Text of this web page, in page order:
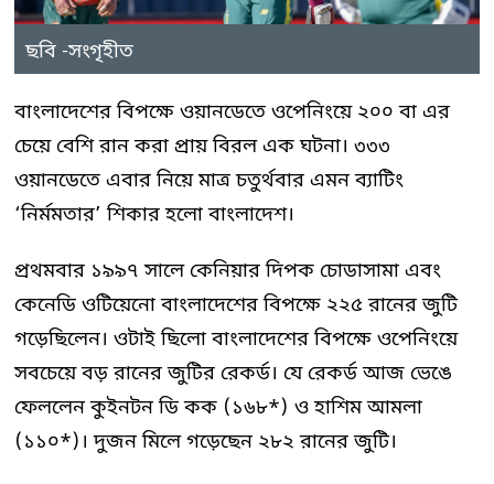
ছবি -সংগৃহীত
বাংলাদেশের বিপক্ষে ওয়ানডেতে ওপেনিংয়ে ২০০ বা এর
চেয়ে বেশি রান করা প্রায় বিরল এক ঘটনা। ৩৩৩
ওয়ানডেতে এবার নিয়ে মাত্র চতুর্থবার এমন ব্যাটিং
‘নির্মমতার’ শিকার হলো বাংলাদেশ।
প্রথমবার ১৯৯৭ সালে কেনিয়ার দিপক চোডাসামা এবং
কেনেডি ওটিয়েনো বাংলাদেশের বিপক্ষে ২২৫ রানের জুটি
গড়েছিলেন। ওটাই ছিলো বাংলাদেশের বিপক্ষে ওপেনিংয়ে
সবচেয়ে বড় রানের জুটির রেকর্ড। যে রেকর্ড আজ ভেঙে
ফেললেন কুইনটন ডি কক (১৬৮*) ও হাশিম আমলা
(১১০*)। দুজন মিলে গড়েছেন ২৮২ রানের জুটি।